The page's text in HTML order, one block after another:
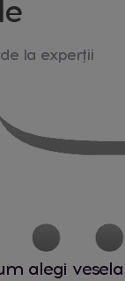
la experții
alegi